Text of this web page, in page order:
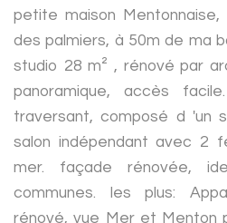
petite maison
des palmiers, à 50m de ma
studio 28 m² , rénové par
panoramique, accès
traversant, composé d 'un
salon indépendant avec 2
mer. façade rénovée,
communes. les plus:
rénové, vue Mer et Menton